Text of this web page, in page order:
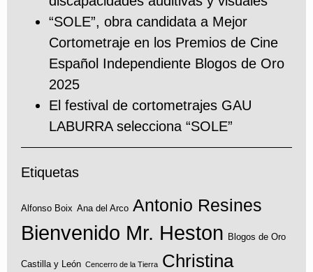
“SOLE”, obra candidata a Mejor
Cortometraje en los Premios de Cine
Español Independiente Blogos de Oro
2025
El festival de cortometrajes GAU
LABURRA selecciona “SOLE”
Etiquetas
Alfonso Boix Ana del Arco Antonio Resines
Bienvenido Mr. Heston Blogos de Oro
Castilla y León Cencerro de la Tierra Christina